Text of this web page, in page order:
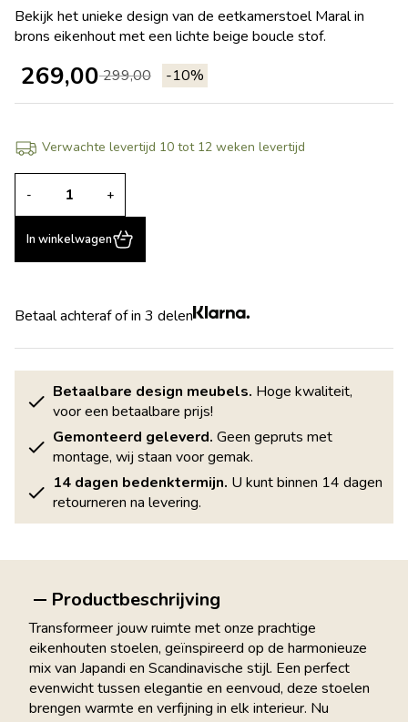
Bekijk het unieke design van de eetkamerstoel Maral in
brons eikenhout met een lichte beige boucle stof.
-10%
299,00
269,00
Verwachte levertijd 10 tot 12 weken levertijd
- +
In winkelwagen
Betaal achteraf of in 3 delen
Betaalbare design meubels. Hoge kwaliteit,
voor een betaalbare prijs!
Gemonteerd geleverd. Geen gepruts met
montage, wij staan voor gemak.
14 dagen bedenktermijn. U kunt binnen 14 dagen
retourneren na levering.
Productbeschrijving
Transformeer jouw ruimte met onze prachtige
eikenhouten stoelen, geïnspireerd op de harmonieuze
mix van Japandi en Scandinavische stijl. Een perfect
evenwicht tussen elegantie en eenvoud, deze stoelen
brengen warmte en verfijning in elk interieur. Nu